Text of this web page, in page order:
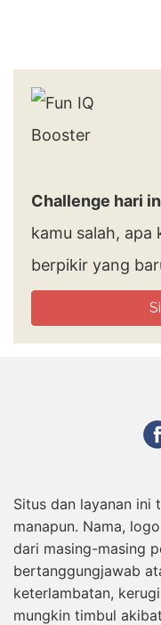
Challenge hari
kamu salah, apa
berpikir yang
Situs dan layanan ini
manapun. Nama,
dari masing-masing
bertanggungjawab
keterlambatan,
mungkin timbul